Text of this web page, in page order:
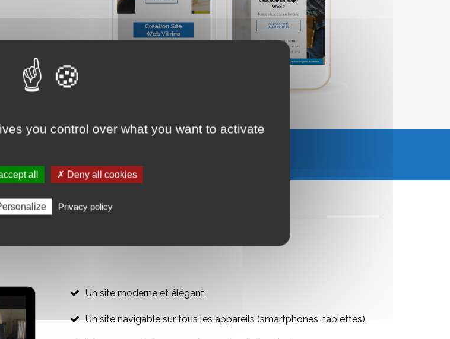
vous
WEB VITRINE
Un site moderne et élégant,
Un site navigable sur tous les appareils (smartphones, tablettes),
you control over what you want to activate
all ✗ Deny all cookies
Privacy policy